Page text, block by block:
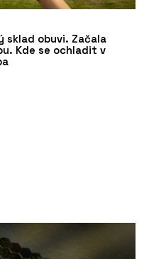
sklad obuvi. Začala
Kde se ochladit v